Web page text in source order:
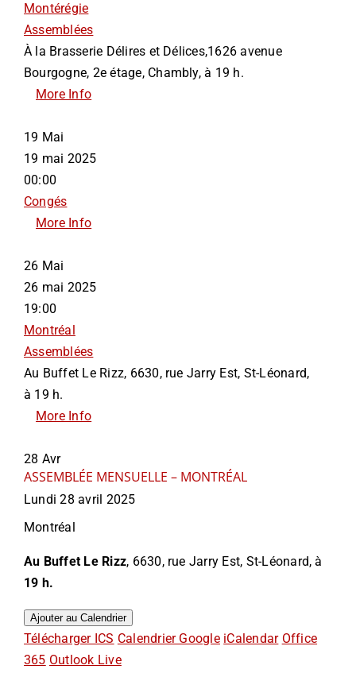
Montérégie
Assemblées
À la Brasserie Délires et Délices,1626 avenue
Bourgogne, 2e étage, Chambly, à 19 h.
More Info
19 Mai
19 mai 2025
00:00
Congés
More Info
26 Mai
26 mai 2025
19:00
Montréal
Assemblées
Au Buffet Le Rizz, 6630, rue Jarry Est, St-Léonard,
à 19 h.
More Info
28 Avr
ASSEMBLÉE MENSUELLE – MONTRÉAL
Lundi 28 avril 2025
Montréal
Au Buffet Le Rizz, 6630, rue Jarry Est, St-Léonard, à
19 h.
Ajouter au Calendrier
Télécharger ICS Calendrier Google iCalendar Office
365 Outlook Live